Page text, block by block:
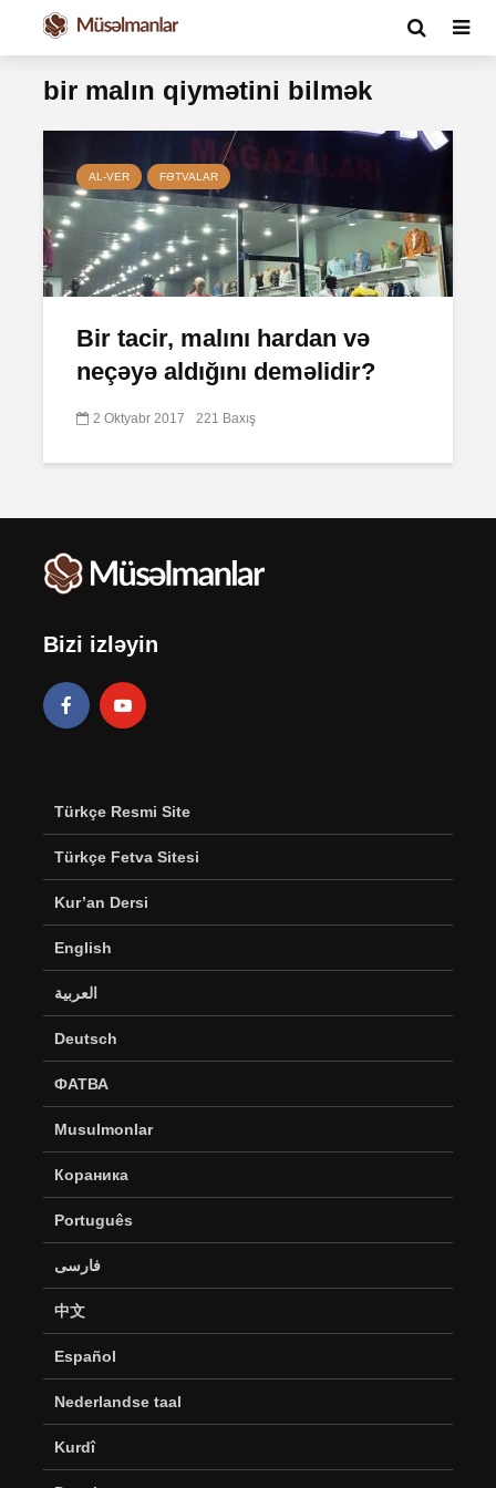
bir malın qiymətini bilmək
AL-VER FƏTVALAR
Bir tacir, malını hardan və
neçəyə aldığını deməlidir?
2 Oktyabr 2017 221 Baxış
Bizi izləyin
Türkçe Resmi Site
Türkçe Fetva Sitesi
Kur’an Dersi
English
العربية
Deutsch
ФАТВА
Musulmonlar
Кораника
Português
فارسی
中文
Español
Nederlandse taal
Kurdî